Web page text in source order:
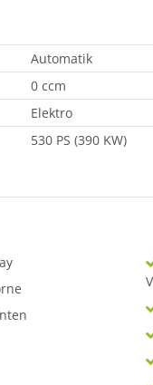
Automatik
0 ccm
Elektro
530 PS (390 KW)